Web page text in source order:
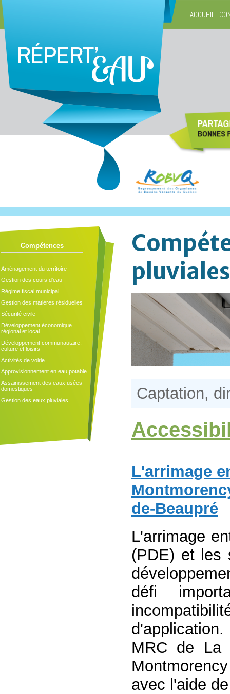
ACCUEIL |
Compétences
Aménagement du territoire
Gestion des cours d'eau
Régime fiscal municipal
Gestion des matières résiduelles
Sécurité civile
Développement économique
régional et local
Développement communautaire,
culture et loisirs
Activités de voirie
Approvisionnement en eau potable
Assainissement des eaux usées
domestiques
Gestion des eaux pluviales
pluviales
Captation,
L'arrimage
de-Beaupré
L'arrimage
(PDE) et les
défi
MRC de La
avec l'aide